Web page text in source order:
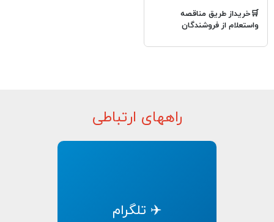
🛒خریداز طریق مناقصه
واستعلام از فروشندگان
راههای ارتباطی
✈️ تلگرام